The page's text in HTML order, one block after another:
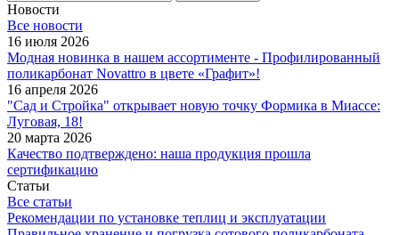
Новости
Все новости
16 июля 2026
Модная новинка в нашем ассортименте - Профилированный
поликарбонат Novattro в цвете «Графит»!
16 апреля 2026
"Сад и Стройка" открывает новую точку Формика в Миассе:
Луговая, 18!
20 марта 2026
Качество подтверждено: наша продукция прошла
сертификацию
Статьи
Все статьи
Рекомендации по установке теплиц и эксплуатации